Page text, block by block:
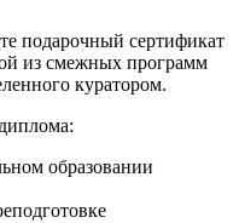
подарочный сертификат
из смежных программ
куратором.
образовании